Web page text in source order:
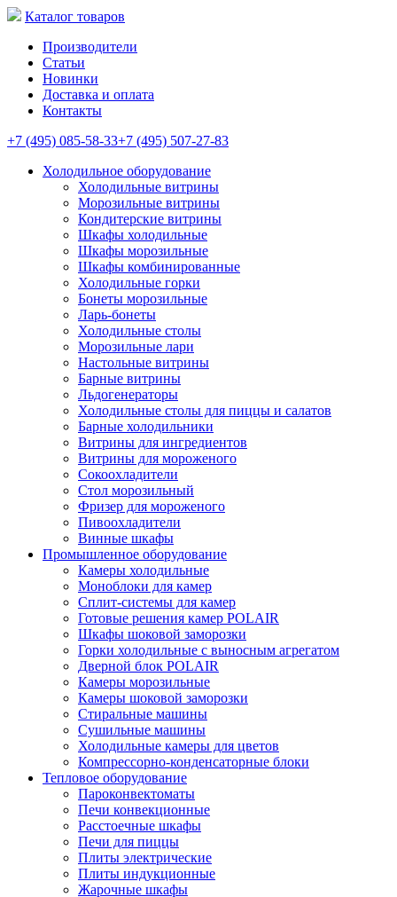
Каталог товаров
Производители
Статьи
Новинки
Доставка и оплата
Контакты
+7 (495) 085-58-33+7 (495) 507-27-83
Холодильное оборудование
Холодильные витрины
Морозильные витрины
Кондитерские витрины
Шкафы холодильные
Шкафы морозильные
Шкафы комбинированные
Холодильные горки
Бонеты морозильные
Ларь-бонеты
Холодильные столы
Морозильные лари
Настольные витрины
Барные витрины
Льдогенераторы
Холодильные столы для пиццы и салатов
Барные холодильники
Витрины для ингредиентов
Витрины для мороженого
Сокоохладители
Стол морозильный
Фризер для мороженого
Пивоохладители
Винные шкафы
Промышленное оборудование
Камеры холодильные
Моноблоки для камер
Сплит-системы для камер
Готовые решения камер POLAIR
Шкафы шоковой заморозки
Горки холодильные с выносным агрегатом
Дверной блок POLAIR
Камеры морозильные
Камеры шоковой заморозки
Стиральные машины
Сушильные машины
Холодильные камеры для цветов
Компрессорно-конденсаторные блоки
Тепловое оборудование
Пароконвектоматы
Печи конвекционные
Расстоечные шкафы
Печи для пиццы
Плиты электрические
Плиты индукционные
Жарочные шкафы